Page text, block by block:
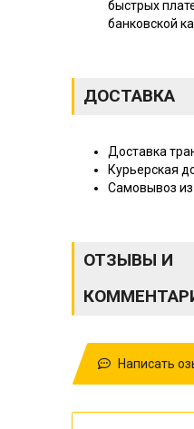
быстрых
банковской
ДОСТАВКА
Доставка
Курьерская
Самовывоз
ОТЗЫВЫ И
Написать